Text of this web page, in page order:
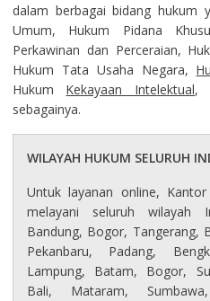
dalam berbagai bidang hukum
Umum, Hukum Pidana
Perkawinan dan Perceraian,
Hukum Tata Usaha Negara,
Hukum Kekayaan Intelektual,
sebagainya.
WILAYAH HUKUM SELURUH
Untuk layanan online,
melayani seluruh wilayah
Bandung, Bogor, Tangerang,
Pekanbaru, Padang,
Lampung, Batam, Bogor,
Bali, Mataram,